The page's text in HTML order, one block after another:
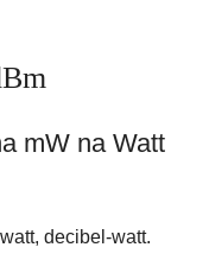
mW na Watt
decibel-watt.